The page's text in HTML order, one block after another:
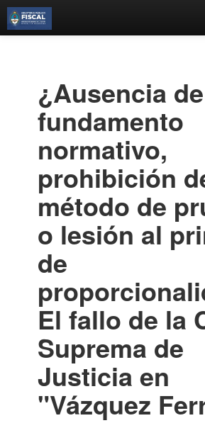
Estantes Virtuales
Contacto
Iniciar sesión
¿Ausencia de
fundamento
normativo,
prohibición
método de
o lesión al
de
El fallo de la
Suprema de
Justicia en
"Vázquez